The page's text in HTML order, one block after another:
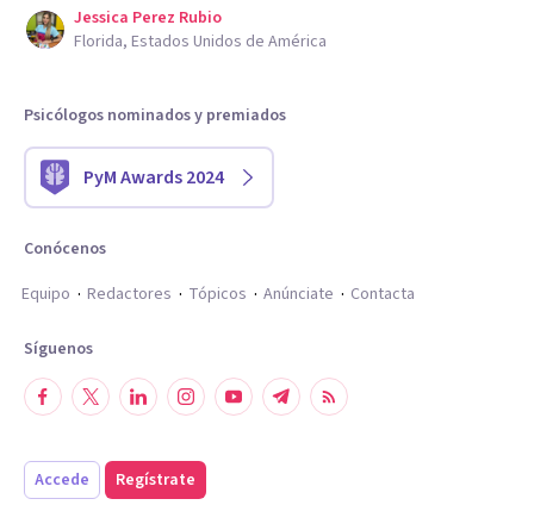
Jessica Perez Rubio
Florida, Estados Unidos de América
Psicólogos nominados y premiados
PyM Awards 2024
Conócenos
Equipo
Redactores Tópicos Anúnciate Contacta
Síguenos
Accede Regístrate